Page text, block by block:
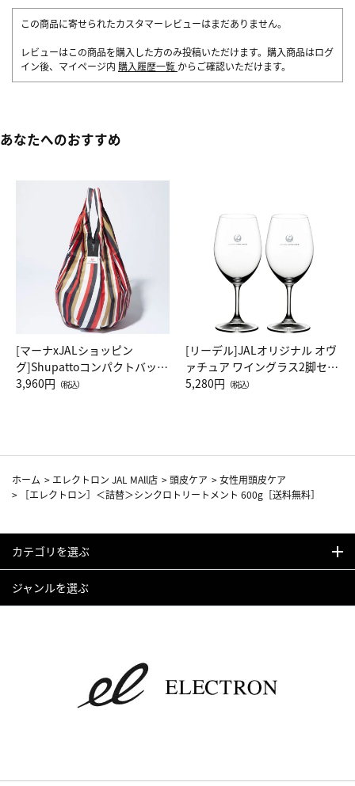
この商品に寄せられたカスタマーレビューはまだありません。
レビューはこの商品を購入した方のみ投稿いただけます。購入商品はログ
イン後、マイページ内 購入履歴一覧 からご確認いただけます。
あなたへのおすすめ
[マーナxJALショッピン
グ]Shupattoコンパクトバッグ
Drop JAL客室乗務員（LC）ス
3,960円 （税込）
[リーデル]JALオリジナル オヴ
ァチュア ワイングラス2脚セッ
ト（レッドワイン）
5,280円 （税込）
ホーム > エレクトロン JAL MAll店 >頭皮ケア >女性用頭皮ケア
>
［エレクトロン］＜詰替＞シンクロトリートメント 600g［送料無料］
カテゴリを選ぶ
ジャンルを選ぶ